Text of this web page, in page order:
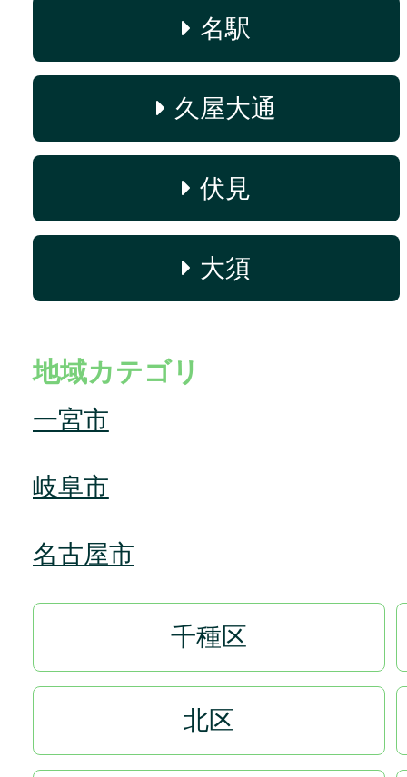
名駅
久屋大通
伏見
大須
地域カテゴリ
一宮市
岐阜市
名古屋市
千種区
北区